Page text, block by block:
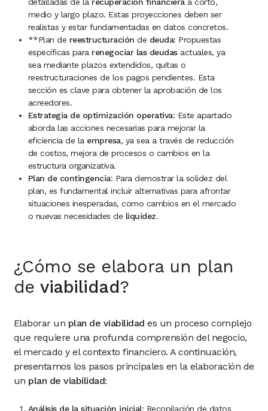
medio y largo plazo. Estas proyecciones deben ser
realistas y estar fundamentadas en datos concretos.
**Plan de reestructuración de deuda: Propuestas
específicas para renegociar las deudasactuales, ya
sea mediante plazos extendidos, quitas o
reestructuraciones de los pagos pendientes. Esta
sección es clave para obtener la aprobación de los
acreedores.
Estrategia de optimización operativa: Este apartado
aborda las acciones necesarias para mejorar la
eficiencia de la empresa, ya sea a través de reducción
de costos, mejora de procesos o cambios en la
estructura organizativa.
Plan de contingencia: Para demostrar la solidez del
plan, es fundamental incluir alternativas para afrontar
situaciones inesperadas, como cambios en el mercado
o nuevas necesidades de liquidez.
¿Cómo se elabora un plan
de viabilidad?
Elaborar un plan de viabilidad es un proceso complejo
que requiere una profunda comprensión del negocio,
el mercado y el contexto financiero. A continuación,
presentamos los pasos principales en la elaboración de
un plan de viabilidad:
Análisis de la situación inicial: Recopilación de datos